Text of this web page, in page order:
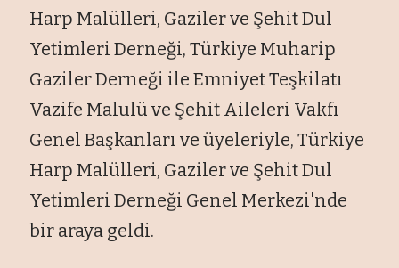
Harp Malülleri, Gaziler ve Şehit Dul
Yetimleri Derneği, Türkiye Muharip
Gaziler Derneği ile Emniyet Teşkilatı
Vazife Malulü ve Şehit Aileleri Vakfı
Genel Başkanları veüyeleriyle, Türkiye
Harp Malülleri, Gaziler ve Şehit Dul
Yetimleri Derneği Genel Merkezi'nde
bir araya geldi.